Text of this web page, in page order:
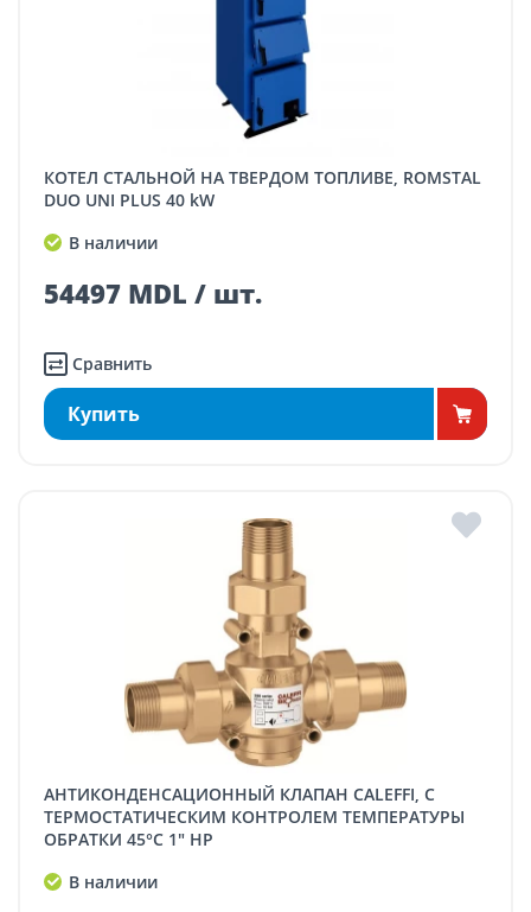
КОТЕЛ СТАЛЬНОЙ НА ТВЕРДОМ ТОПЛИВЕ, ROMSTAL
DUO UNI PLUS 40 kW
В наличии
54497 MDL / шт.
Сравнить
Купить
АНТИКОНДЕНСАЦИОННЫЙ КЛАПАН CALEFFI, С
ТЕРМОСТАТИЧЕСКИМ КОНТРОЛЕМ ТЕМПЕРАТУРЫ
ОБРАТКИ 45°C 1" НР
В наличии